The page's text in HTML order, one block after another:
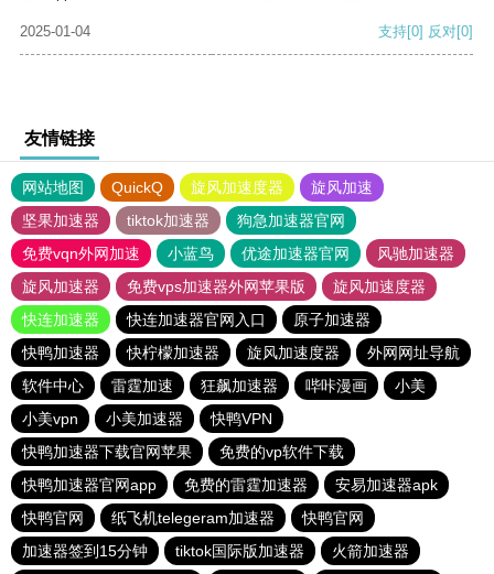
2025-01-04 支持[0] 反对[0]
友情链接
网站地图 QuickQ 旋风加速度器
旋风加速
坚果加速器
tiktok加速器
狗急加速器官网
免费vqn外网加速
小蓝鸟 优途加速器官网
风驰加速器
旋风加速器
免费vps加速器外网苹果版
旋风加速度器
快连加速器
快连加速器官网入口
原子加速器
快鸭加速器
快柠檬加速器 旋风加速度器
外网网址导航
软件中心
雷霆加速 狂飙加速器 哔咔漫画
小美
小美vpn
小美加速器
快鸭VPN
快鸭加速器下载官网苹果
免费的vp软件下载
快鸭加速器官网app
免费的雷霆加速器
安易加速器apk
快鸭官网
纸飞机telegeram加速器
快鸭官网
加速器签到15分钟
tiktok国际版加速器
火箭加速器